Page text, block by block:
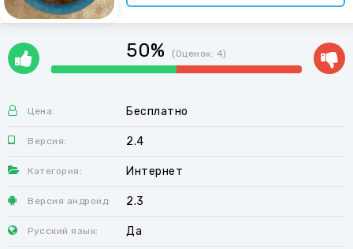
50% (Оценок: 4)
Цена: Бесплатно
Версия: 2.4
Категория: Интернет
Версия андроид: 2.3
Русский язык: Да